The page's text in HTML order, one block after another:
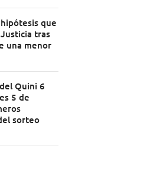
que
tras
una menor
Quini 6
5 de
sorteo